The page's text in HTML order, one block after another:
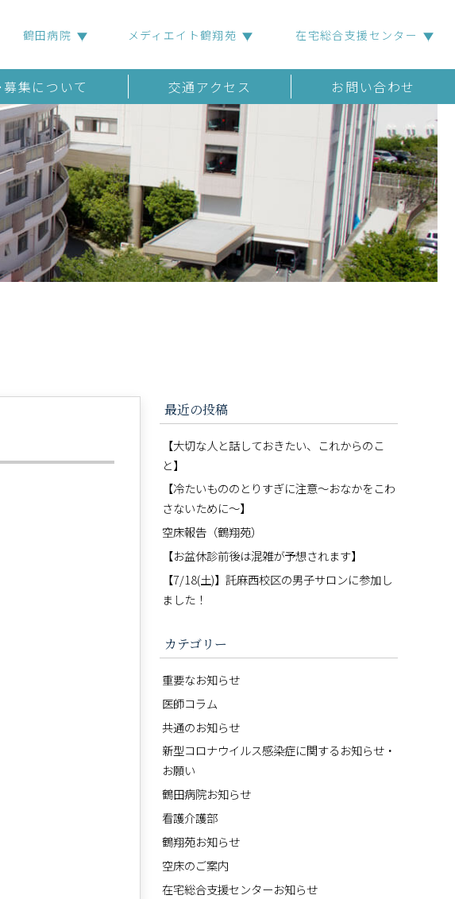
鶴田病院 メディエイト鶴翔苑 在宅総合支援センター
集について 交通アクセス お問い合わせ
最近の投稿
【大切な人と話しておきたい、これからのこ
と】
【冷たいもののとりすぎに注意〜おなかをこわ
さないために〜】
空床報告（鶴翔苑）
【お盆休診前後は混雑が予想されます】
【7/18(土)】託麻西校区の男子サロンに参加し
ました！
カテゴリー
重要なお知らせ
医師コラム
共通のお知らせ
新型コロナウイルス感染症に関するお知らせ・
お願い
鶴田病院お知らせ
看護介護部
鶴翔苑お知らせ
空床のご案内
在宅総合支援センターお知らせ